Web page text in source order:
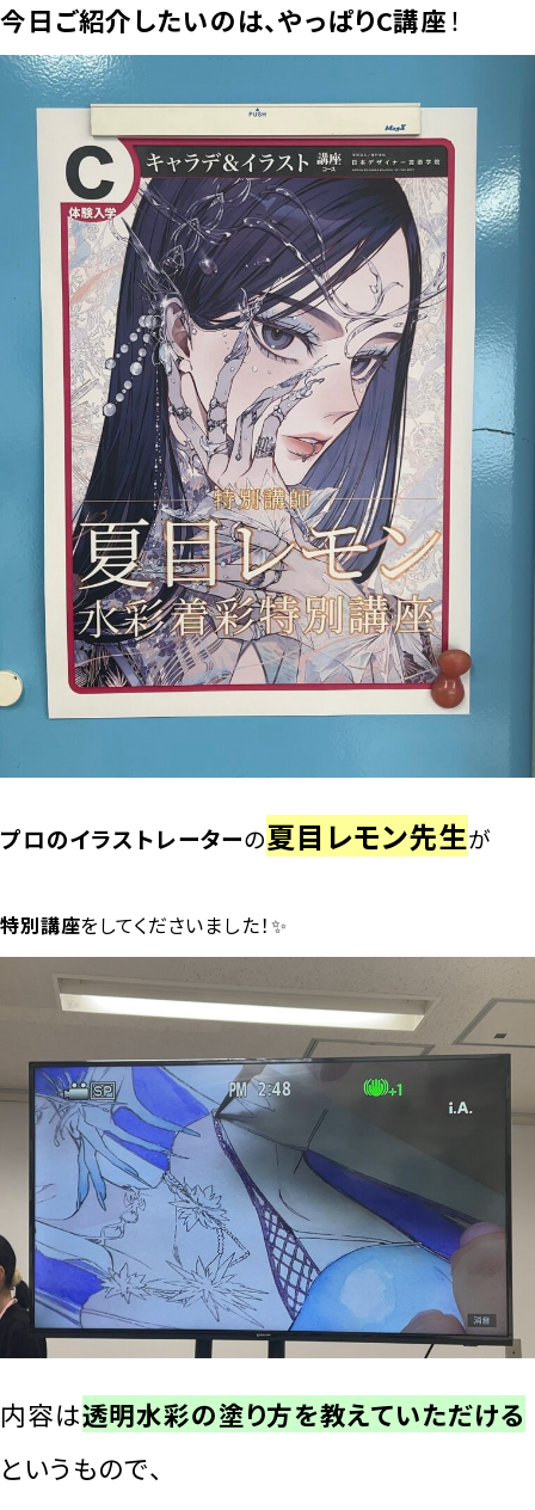
今日ご紹介したいのは、やっぱりC講座！
プロのイラストレーターの夏目レモン先生が
特別講座をしてくださいました！✨
内容は透明水彩の塗り方を教えていただける
というもので、